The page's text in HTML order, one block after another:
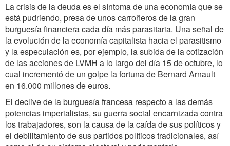
La crisis de la deuda es el síntoma de una economía que se
está pudriendo, presa de unos carroñeros de la gran
burguesía financiera cada día más parasitaria. Una señal de
la evolución de la economía capitalista hacia el parasitismo
y la especulación es, por ejemplo, la subida de la cotización
de las acciones de LVMH a lo largo del día 15 de octubre, lo
cual incrementó de un golpe la fortuna de Bernard Arnault
en 16.000 millones de euros.
El declive de la burguesía francesa respecto a las demás
potencias imperialistas, su guerra social encarnizada contra
los trabajadores, son la causa de la caída de sus políticos y
el debilitamiento de sus partidos políticos tradicionales, así